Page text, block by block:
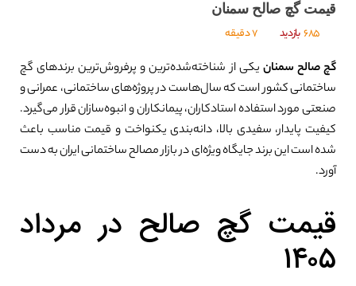
قیمت گچ صالح سمنان
685بازدید 7 دقیقه
گچ صالح سمنان یکی از شناخته‌شده‌ترین و پرفروش‌ترین برندهای گچ
ساختمانی کشور است که سال‌هاست در پروژه‌های ساختمانی، عمرانی و
صنعتی مورد استفاده استادکاران، پیمانکاران و انبوه‌سازان قرار می‌گیرد.
کیفیت پایدار، سفیدی بالا، دانه‌بندی یکنواخت و قیمت مناسب باعث
شده است این برند جایگاه ویژه‌ای در بازار مصالح ساختمانی ایران به دست
آورد.
قیمت گچ صالح در مرداد
۱۴۰۵